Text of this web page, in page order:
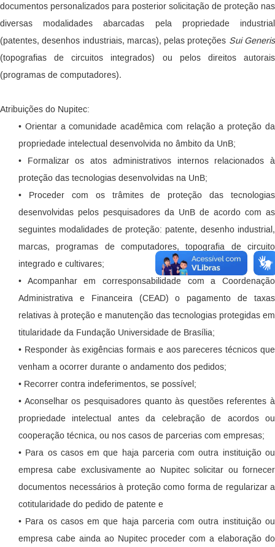
documentos personalizados para posterior solicitação de proteção nas
diversas modalidades abarcadas pela propriedade industrial
(patentes, desenhos industriais, marcas), pelas proteções Sui Generis
(topografias de circuitos integrados) ou pelos direitos autorais
(programas de computadores).
Atribuições do Nupitec:
• Orientar a comunidade acadêmica com relação a proteção da
propriedade intelectual desenvolvida no âmbito da UnB;
• Formalizar os atos administrativos internos relacionados à
proteção das tecnologias desenvolvidas na UnB;
• Proceder com os trâmites de proteção das tecnologias
desenvolvidas pelos pesquisadores da UnB de acordo com as
seguintes modalidades de proteção: patente, desenho industrial,
marcas, programas de computadores, topografia de circuito
integrado e cultivares;
• Acompanhar em corresponsabilidade com a Coordenação
Administrativa e Financeira (CEAD) o pagamento de taxas
relativas à proteção e manutenção das tecnologias protegidas em
titularidade da Fundação Universidade de Brasília;
• Responder às exigências formais e aos pareceres técnicos que
venham a ocorrer durante o andamento dos pedidos;
• Recorrer contra indeferimentos, se possível;
• Aconselhar os pesquisadores quanto às questões referentes à
propriedade intelectual antes da celebração de acordos ou
cooperação técnica, ou nos casos de parcerias com empresas;
• Para os casos em que haja parceria com outra instituição ou
empresa cabe exclusivamente ao Nupitec solicitar ou fornecer
documentos necessários à proteção como forma de regularizar a
cotitularidade do pedido de patente e
• Para os casos em que haja parceria com outra instituição ou
empresa cabe ainda ao Nupitec proceder com a elaboração do